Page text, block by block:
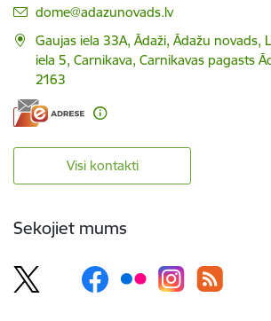
E-pasts:
dome@adazunovads.lv
Gaujas iela 33A, Ādaži, Ādažu novads,
iela 5, Carnikava, Carnikavas pagasts
2163
Visi kontakti
Sekojiet mums